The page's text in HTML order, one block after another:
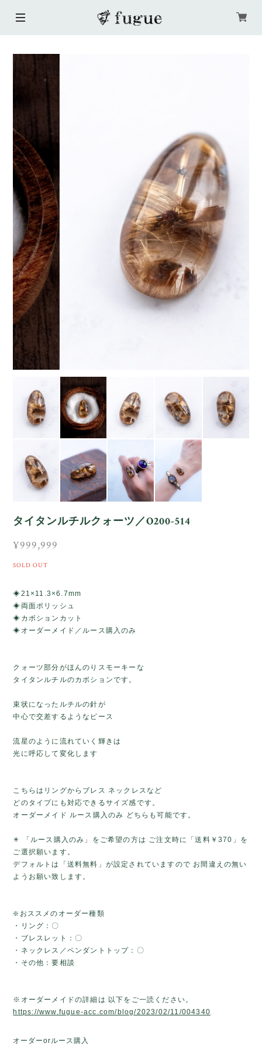
タイタンルチルクォーツ／O200-514
¥999,999
SOLD OUT
◈21×11.3×6.7mm
◈両面ポリッシュ
◈カボションカット
◈オーダーメイド／ルース購入のみ
クォーツ部分がほんのりスモーキーな
タイタンルチルのカボションです。
束状になったルチルの針が
中心で交差するようなピース
流星のように流れていく輝きは
光に呼応して変化します
こちらはリングからブレス ネックレスなど
どのタイプにも対応できるサイズ感です。
オーダーメイド ルース購入のみ どちらも可能です。
✴️ 「ルース購入のみ」をご希望の方は ご注文時に「送料￥370」を
ご選択願います。
デフォルトは「送料無料」が設定されていますので お間違えの無い
ようお願い致します。
❇️おススメのオーダー種類
・リング：〇
・ブレスレット：〇
・ネックレス／ペンダントトップ：〇
・その他：要相談
※オーダーメイドの詳細は 以下をご一読ください。
https://www.fugue-acc.com/blog/2023/02/11/004340
オーダーorルース購入